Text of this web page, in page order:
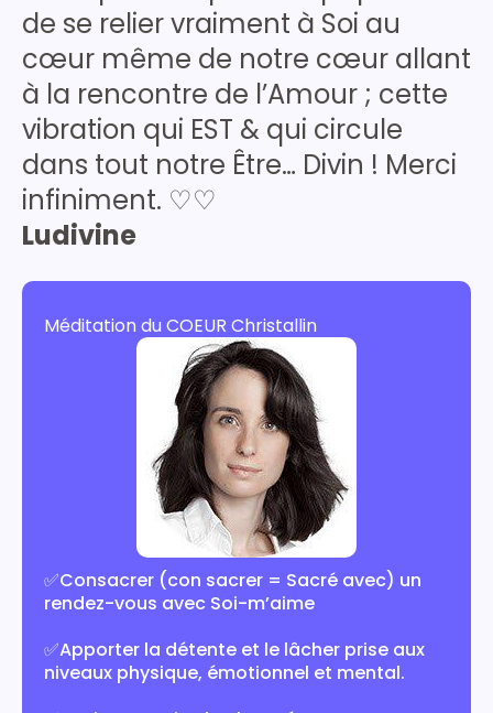
de se relier vraiment à Soi au
cœur même de notre cœur allant
à la rencontre de l’Amour ; cette
vibration qui EST & qui circule
dans tout notre Être… Divin ! Merci
infiniment. ♡♡
Ludivine
Méditation du COEUR Christallin
✅Consacrer (con sacrer = Sacré avec) un
rendez-vous avec Soi-m’aime
✅Apporter la détente et le lâcher prise aux
niveaux physique, émotionnel et mental.